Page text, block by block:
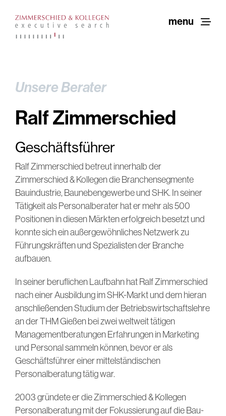
Inhalt
springen
menu
Unsere Berater
Ralf Zimmerschied
Geschäftsführer
Ralf Zimmerschied betreut innerhalb der
Zimmerschied & Kollegen die Branchensegmente
Bauindustrie, Baunebengewerbe und SHK. In seiner
Tätigkeit als Personalberater hat er mehr als 500
Positionen in diesen Märkten erfolgreich besetzt und
konnte sich ein außergewöhnliches Netzwerk zu
Führungskräften und Spezialisten der Branche
aufbauen.
In seiner beruflichen Laufbahn hat Ralf Zimmerschied
nach einer Ausbildung im SHK-Markt und dem hieran
anschließenden Studium der Betriebswirtschaftslehre
an der THM Gießen bei zwei weltweit tätigen
Managementberatungen Erfahrungen in Marketing
und Personal sammeln können, bevor er als
Geschäftsführer einer mittelständischen
Personalberatung tätig war.
2003 gründete er die Zimmerschied & Kollegen
Personalberatung mit der Fokussierung auf die Bau-